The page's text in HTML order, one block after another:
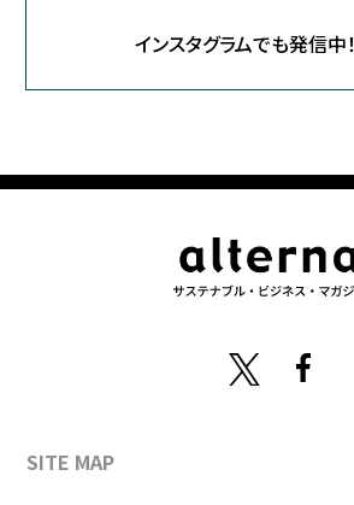
インスタグラムでも発信中！
SITE MAP